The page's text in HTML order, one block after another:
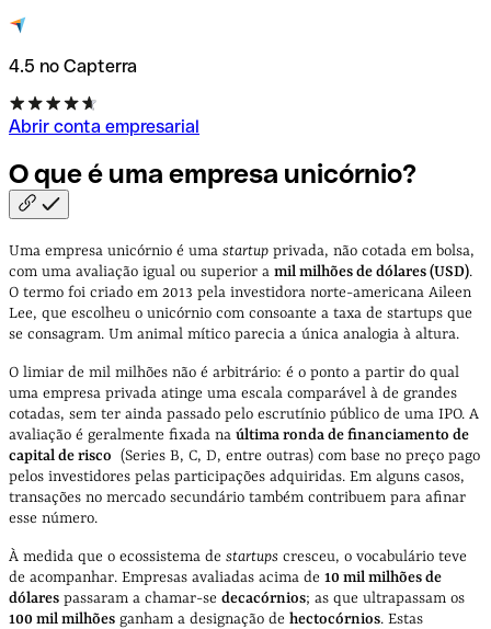
4.5 no Capterra
Abrir conta empresarial
O que é uma empresa unicórnio?
Uma empresa unicórnio é uma startup privada, não cotada em bolsa,
com uma avaliação igual ou superior a mil milhões de dólares (USD).
O termo foi criado em 2013 pela investidora norte-americana Aileen
Lee, que escolheu o unicórnio com consoante a taxa de startups que
se consagram. Um animal mítico parecia a única analogia à altura.
O limiar de mil milhões não é arbitrário: é o ponto a partir do qual
uma empresa privada atinge uma escala comparável à de grandes
cotadas, sem ter ainda passado pelo escrutínio público de uma IPO. A
avaliação é geralmente fixada na última ronda de financiamento de
capital de risco (Series B, C, D, entre outras) com base no preço pago
pelos investidores pelas participações adquiridas. Em alguns casos,
transações no mercado secundário também contribuem para afinar
esse número.
À medida que o ecossistema de startups cresceu, o vocabulário teve
de acompanhar. Empresas avaliadas acima de 10 mil milhões de
dólares passaram a chamar-se decacórnios; as que ultrapassam os
100 mil milhões ganham a designação de hectocórnios. Estas